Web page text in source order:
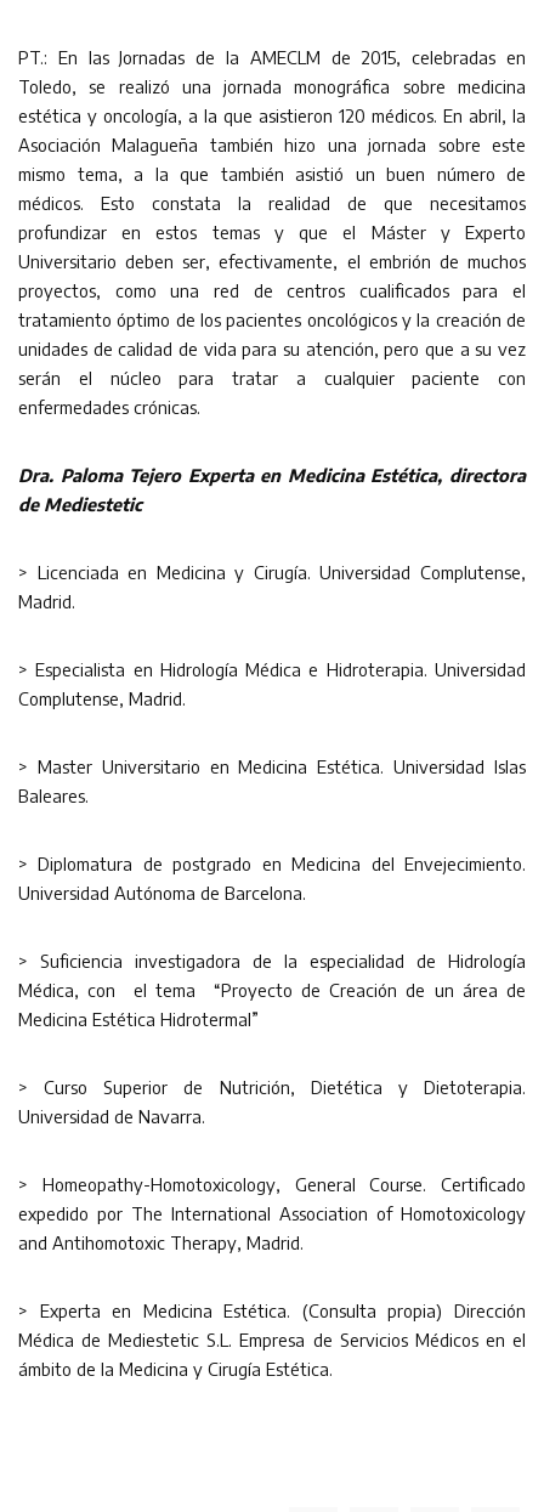
PT.: En las Jornadas de la AMECLM de 2015, celebradas en
Toledo, se realizó una jornada monográfica sobre medicina
estética y oncología, a la que asistieron 120 médicos. En abril, la
Asociación Malagueña también hizo una jornada sobre este
mismo tema, a la que también asistió un buen número de
médicos. Esto constata la realidad de que necesitamos
profundizar en estos temas y que el Máster y Experto
Universitario deben ser, efectivamente, el embrión de muchos
proyectos, como una red de centros cualificados para el
tratamiento óptimo de los pacientes oncológicos y la creación de
unidades de calidad de vida para su atención, pero que a su vez
serán el núcleo para tratar a cualquier paciente con
enfermedades crónicas.
Dra. Paloma Tejero Experta en Medicina Estética, directora
de Mediestetic
> Licenciada en Medicina y Cirugía. Universidad Complutense,
Madrid.
> Especialista en Hidrología Médica e Hidroterapia. Universidad
Complutense, Madrid.
> Master Universitario en Medicina Estética. Universidad Islas
Baleares.
> Diplomatura de postgrado en Medicina del Envejecimiento.
Universidad Autónoma de Barcelona.
> Suficiencia investigadora de la especialidad de Hidrología
Médica, con el tema “Proyecto de Creación de un área de
Medicina Estética Hidrotermal”
> Curso Superior de Nutrición, Dietética y Dietoterapia.
Universidad de Navarra.
> Homeopathy-Homotoxicology, General Course. Certificado
expedido por The International Association of Homotoxicology
and Antihomotoxic Therapy, Madrid.
> Experta en Medicina Estética. (Consulta propia) Dirección
Médica de Mediestetic S.L. Empresa de Servicios Médicos en el
ámbito de la Medicina y Cirugía Estética.